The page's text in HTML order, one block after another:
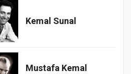
Kemal Sunal
Mustafa Kemal